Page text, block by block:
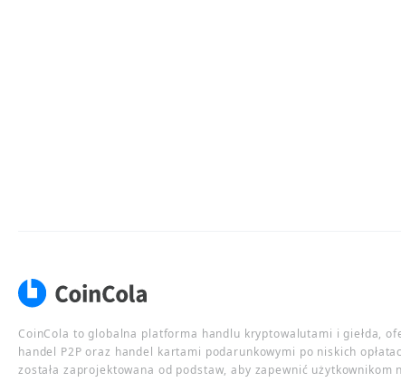
CoinCola to globalna platforma handlu kryptowalutami i giełda,
handel P2P oraz handel kartami podarunkowymi po niskich
została zaprojektowana od podstaw, aby zapewnić użytkownikom